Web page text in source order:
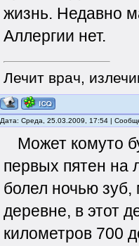
жизнь. Недавно
Аллергии нет.
Лечит врач,
Дата: Среда, 25.03.2009, 17:54 |
Может комуто
первых пятен на
болел ночью
деревне, в этот
километров 700